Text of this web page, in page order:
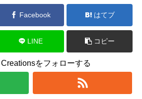
Facebook はてブ
LINE コピー
をフォローする